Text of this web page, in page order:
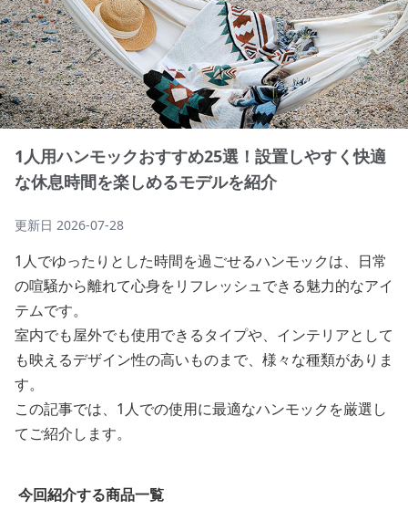
1人用ハンモックおすすめ25選！設置しやすく快適
な休息時間を楽しめるモデルを紹介
更新日 2026-07-28
1人でゆったりとした時間を過ごせるハンモックは、日常
の喧騒から離れて心身をリフレッシュできる魅力的なアイ
テムです。
室内でも屋外でも使用できるタイプや、インテリアとして
も映えるデザイン性の高いものまで、様々な種類がありま
す。
この記事では、1人での使用に最適なハンモックを厳選し
てご紹介します。
今回紹介する商品一覧